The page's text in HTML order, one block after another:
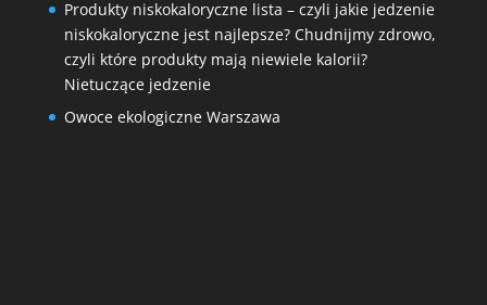
Produkty niskokaloryczne lista – czyli jakie jedzenie
niskokaloryczne jest najlepsze? Chudnijmy zdrowo,
czyli które produkty mają niewiele kalorii?
Nietuczące jedzenie
Owoce ekologiczne Warszawa